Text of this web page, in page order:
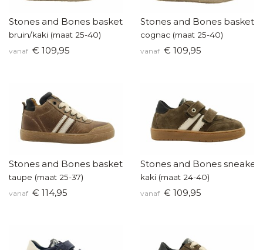
Stones and Bones basketters
bruin/kaki (maat 25-40)
vanaf € 109,95
Stones and Bones
cognac (maat 25-40)
vanaf € 109,95
Stones and Bones basketter
taupe (maat 25-37)
vanaf € 114,95
Stones and Bones sneakers
kaki (maat 24-40)
vanaf € 109,95